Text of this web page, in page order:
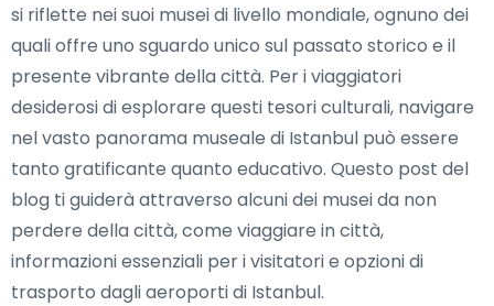
si riflette nei suoi musei di livello mondiale, ognuno dei
quali offre uno sguardo unico sul passato storico e il
presente vibrante della città. Per i viaggiatori
desiderosi di esplorare questi tesori culturali, navigare
nel vasto panorama museale di Istanbul può essere
tanto gratificante quanto educativo. Questo post del
blog ti guiderà attraverso alcuni dei musei da non
perdere della città, come viaggiare in città,
informazioni essenziali per i visitatori e opzioni di
trasporto dagli aeroporti di Istanbul.